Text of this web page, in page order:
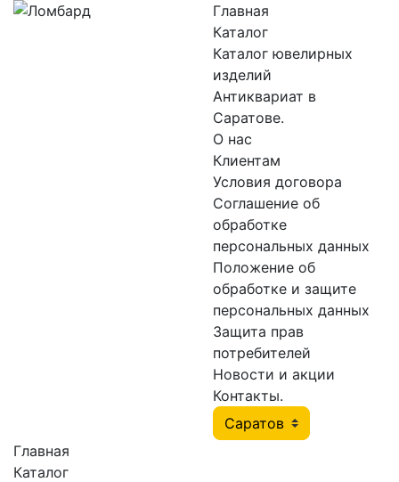
Главная
Каталог
Каталог ювелирных
изделий
Антиквариат в
Саратове.
О нас
Клиентам
Условия договора
Соглашение об
обработке
персональных данных
Положение об
обработке и защите
персональных данных
Защита прав
потребителей
Новости и акции
Контакты.
Главная
Каталог